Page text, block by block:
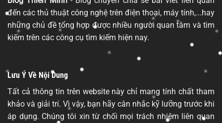
đến các thủ thuật công nghệ trên điện thoại, máy tính,...hay
những chủ đề tổng hợp được nhiều người quan tâm và tìm
kiếm trên các công cụ tìm kiếm hiện nay.
Lưu Ý Về Nội Dung
Tất cả thông tin trên website này chỉ mang tính chất tham
khảo và giải trí. Vì vậy, bạn hãy cân nhắc kỹ lưỡng trước khi
áp dụng. Chúng tôi xin từ chối mọi trách nhiệm liên quan